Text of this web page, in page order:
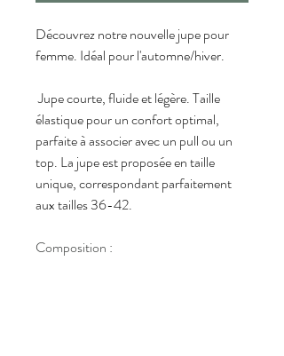
Découvrez notre nouvelle jupe pour
femme. Idéal pour l'automne/hiver.
Jupe courte, fluide et légère. Taille
élastique pour un confort optimal,
parfaite à associer avec un pull ou un
top. La jupe est proposée en taille
unique, correspondant parfaitement
aux tailles 36-42.
Composition :